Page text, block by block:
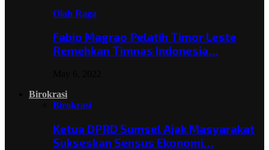
Olah Raga
Fabio Magrao Pelatih Timor Leste
Remehkan Timnas Indonesia…
Birokrasi
Birokrasi
Ketua DPRD Sumsel Ajak Masyarakat
Sukseskan Sensus Ekonomi…